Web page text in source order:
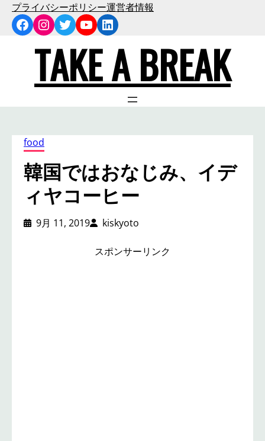
プライバシーポリシー運営者情報
Facebook
Instagram
Twitter
YouTube
LinkedIn
TAKE A BREAK
food
韓国ではおなじみ、イデ
ィヤコーヒー
9月 11, 2019 kiskyoto
スポンサーリンク